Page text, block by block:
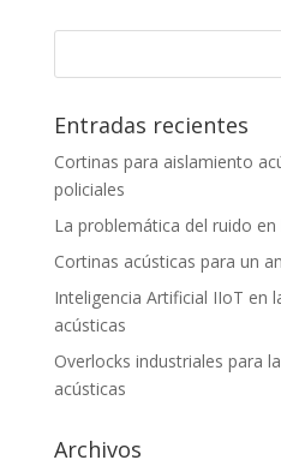
Entradas recientes
Cortinas para aislamiento
policiales
La problemática del ruido
Cortinas acústicas para un
Inteligencia Artificial IIoT en
acústicas
Overlocks industriales para
acústicas
Archivos